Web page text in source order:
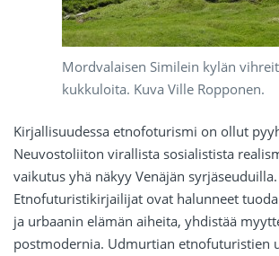
Mordvalaisen Similein kylän
kukkuloita. Kuva Ville Ropponen.
Kirjallisuudessa etnofoturismi on ollut
Neuvostoliiton virallista sosialistista
vaikutus yhä näkyy Venäjän syrjäseuduilla.
Etnofuturistikirjailijat ovat halunneet
ja urbaanin elämän aiheita, yhdistää
postmodernia. Udmurtian etnofuturistien